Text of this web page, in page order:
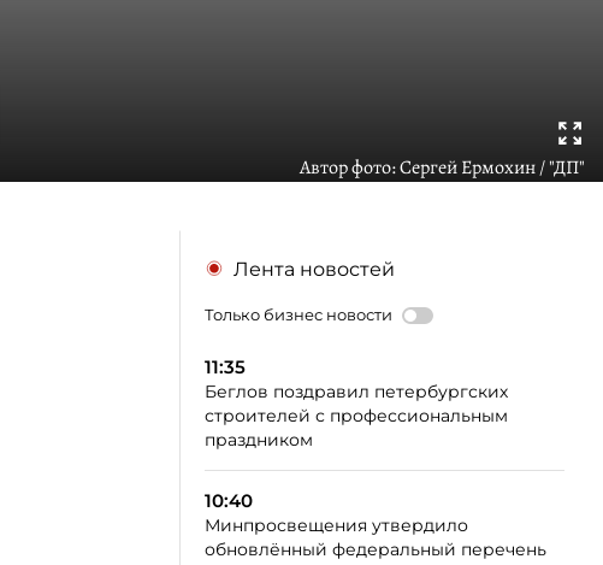
Автор фото:Сергей Ермохин / "ДП"
Лента новостей
Только бизнес новости
11:35
Беглов поздравил петербургских
строителей с профессиональным
праздником
10:40
Минпросвещения утвердило
обновлённый федеральный перечень